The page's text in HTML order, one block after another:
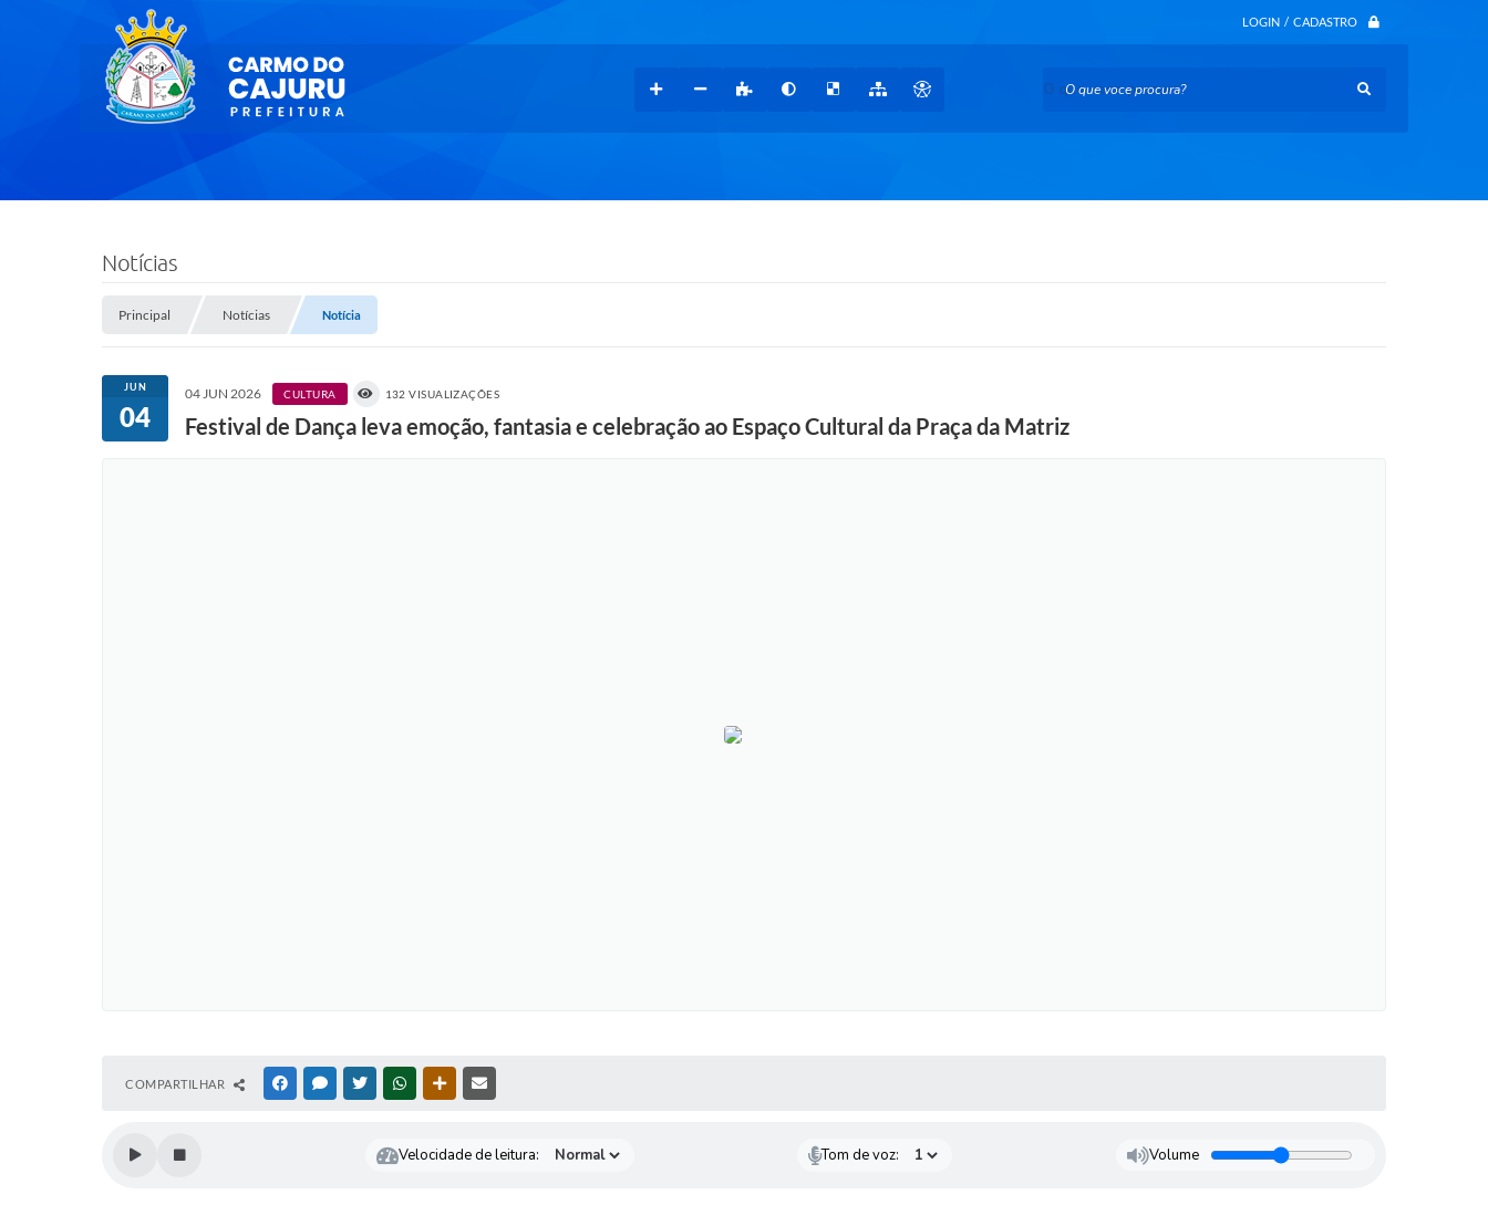
LOGIN / CADASTRO
O que voce procura?
Notícias
Principal Notícias Notícia
JUN
04
04 JUN 2026 CULTURA 132 VISUALIZAÇÕES
Festival de Dança leva emoção, fantasia e celebração ao Espaço Cultural da Praça da Matriz
COMPARTILHAR FACEBOOKMESSENGER
TWITTERWHATSAPPOUTRAS MÍDIAS
Velocidade de leitura: Tom de voz: Volume